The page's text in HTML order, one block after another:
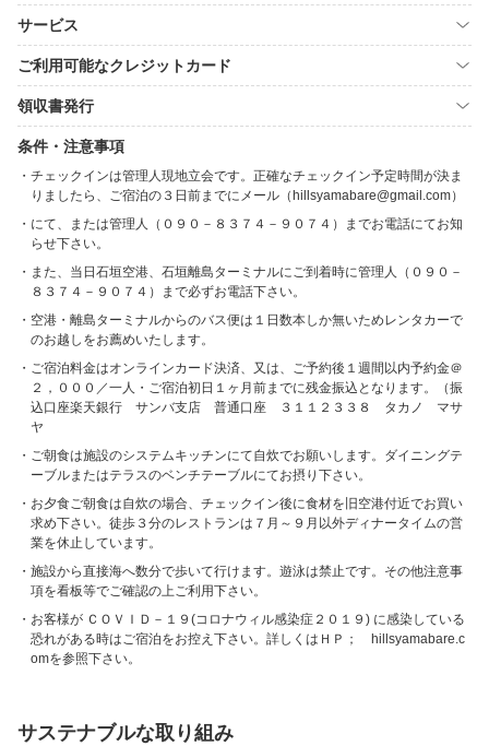
サービス
ご利用可能なクレジットカード
領収書発行
条件・注意事項
チェックインは管理人現地立会です。正確なチェックイン予定時間が決ま
りましたら、ご宿泊の３日前までにメール（hillsyamabare@gmail.com）
にて、または管理人（０９０－８３７４－９０７４）までお電話にてお知
らせ下さい。
また、当日石垣空港、石垣離島ターミナルにご到着時に管理人（０９０－
８３７４－９０７４）まで必ずお電話下さい。
空港・離島ターミナルからのバス便は１日数本しか無いためレンタカーで
のお越しをお薦めいたします。
ご宿泊料金はオンラインカード決済、又は、ご予約後１週間以内予約金＠
２，０００／一人・ご宿泊初日１ヶ月前までに残金振込となります。（振
込口座楽天銀行 サンバ支店 普通口座 ３１１２３３８ タカノ マサ
ヤ
ご朝食は施設のシステムキッチンにて自炊でお願いします。ダイニングテ
ーブルまたはテラスのベンチテーブルにてお摂り下さい。
お夕食ご朝食は自炊の場合、チェックイン後に食材を旧空港付近でお買い
求め下さい。徒歩３分のレストランは７月～９月以外ディナータイムの営
業を休止しています。
施設から直接海へ数分で歩いて行けます。遊泳は禁止です。その他注意事
項を看板等でご確認の上ご利用下さい。
お客様が ＣＯＶＩＤ－１９(コロナウィル感染症２０１９) に感染している
恐れがある時はご宿泊をお控え下さい。詳しくはＨＰ； hillsyamabare.c
omを参照下さい。
サステナブルな取り組み